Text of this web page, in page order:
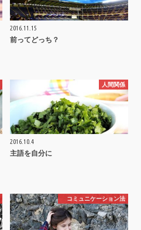
2016.11.15
前ってどっち？
人間関係
2016.10.4
主語を自分に
コミュニケーション法